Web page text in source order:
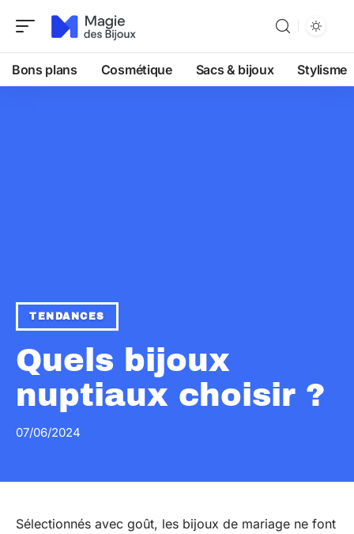
Bons plans Cosmétique Sacs & bijoux Stylisme
TENDANCES
Quels bijoux
nuptiaux choisir ?
07/06/2024
Sélectionnés avec goût, les bijoux de mariage ne font